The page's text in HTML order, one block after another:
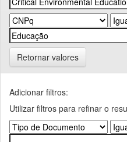
Retornar valores
Adicionar filtros:
Utilizar filtros para refinar o